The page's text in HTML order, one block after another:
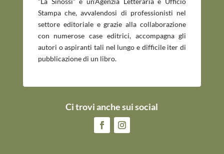
Stampa che, avvalendosi di professionisti nel
settore editoriale e grazie alla collaborazione
con numerose case editrici, accompagna gli
autori o aspiranti tali nel lungo e difficile iter di
pubblicazione di un libro.
Ci trovi anche sui social